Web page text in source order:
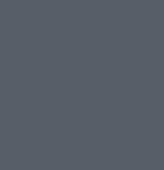
σε λίγες